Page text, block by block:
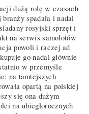
dużą rolę w czasach
spadała i nadal
rosyjski sprzęt i
na serwis samolotów
powoli i raczej ad
go nadal głównie
w przemyśle
na tamtejszych
opartą na polskiej
się ona dużym
na ubiegłorocznych